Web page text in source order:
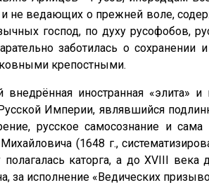
не ведающих о прежней воле,
господ, по духу русофобов,
заботилась о
крепостными.
внедрённая иностранная
Империи, являвшийся
русское самосознание и
(1648 г.,
каторга, а до XVIII
за исполнение «Ведических